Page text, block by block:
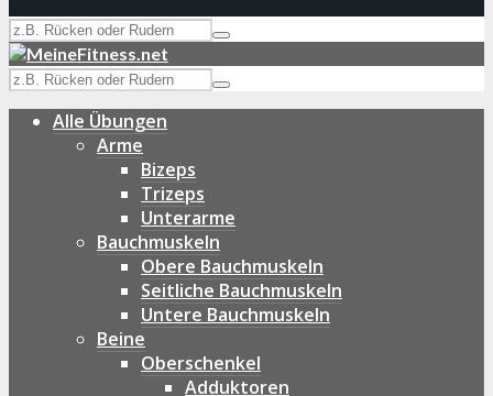
Alle Übungen
Arme
Bizeps
Trizeps
Unterarme
Bauchmuskeln
Obere Bauchmuskeln
Seitliche Bauchmuskeln
Untere Bauchmuskeln
Beine
Oberschenkel
Adduktoren